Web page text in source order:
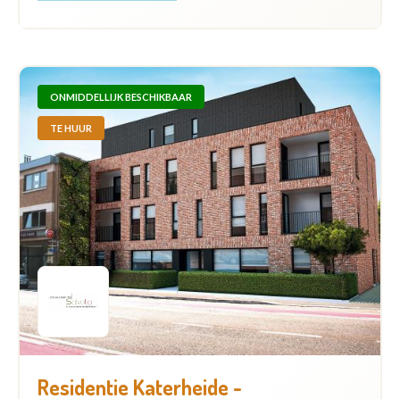
ONMIDDELLIJK BESCHIKBAAR
TE HUUR
Residentie Katerheide -